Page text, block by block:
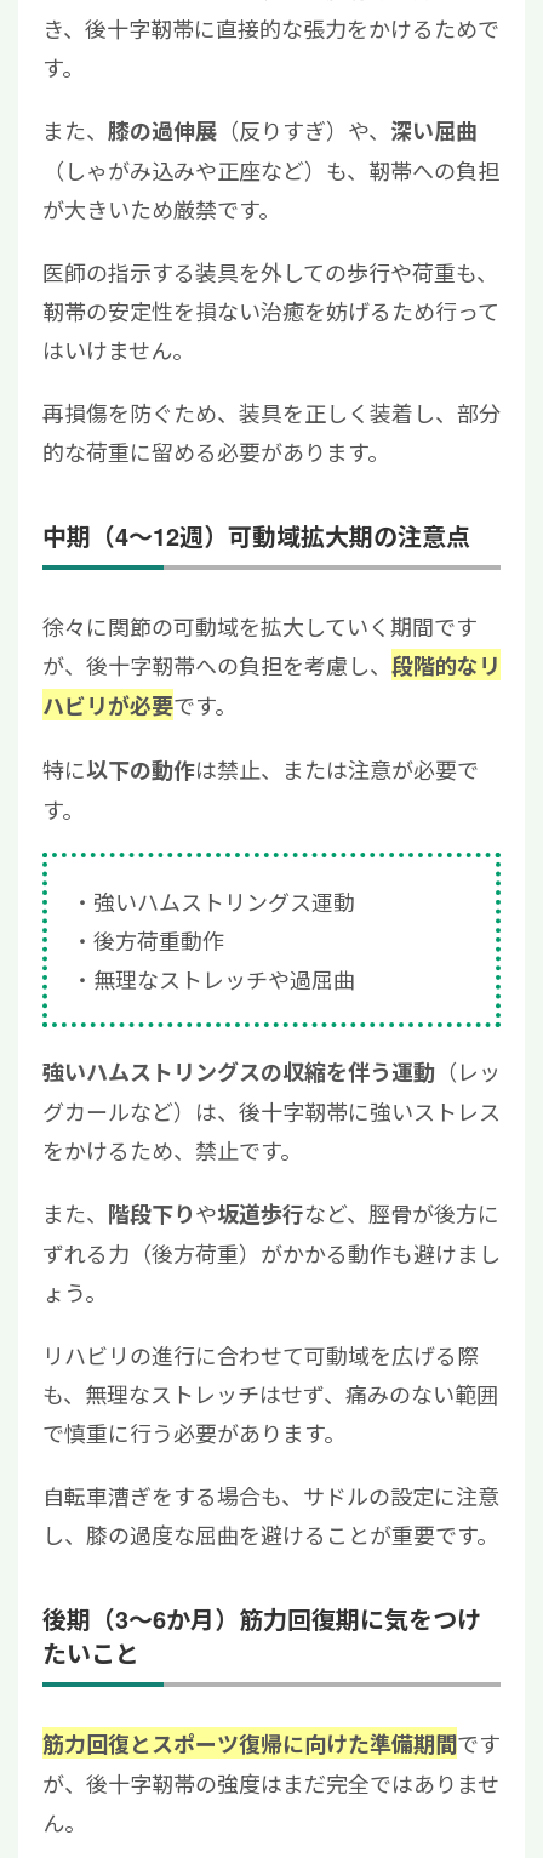
き、後十字靭帯に直接的な張力をかけるためで
す。
また、 膝の過伸展 （反りすぎ）や、 深い屈曲
（しゃがみ込みや正座など）も、靭帯への負担
が大きいため厳禁です。
医師の指示する装具を外しての歩行や荷重も、
靭帯の安定性を損ない治癒を妨げるため行って
はいけません。
再損傷を防ぐため、装具を正しく装着し、部分
的な荷重に留める必要があります。
中期（4〜12週）可動域拡大期の注意点
徐々に関節の可動域を拡大していく期間です
が、後十字靭帯への負担を考慮し、 段階的なリ
ハビリが必要です。
特に以下の動作は禁止、または注意が必要で
す。
強いハムストリングス運動
後方荷重動作
無理なストレッチや過屈曲
強いハムストリングスの収縮を伴う運動 （レッ
グカールなど）は、後十字靭帯に強いストレス
をかけるため、禁止です。
また、 階段下りや坂道歩行など、脛骨が後方に
ずれる力（後方荷重）がかかる動作も避けまし
ょう。
リハビリの進行に合わせて可動域を広げる際
も、無理なストレッチはせず、痛みのない範囲
で慎重に行う必要があります。
自転車漕ぎをする場合も、サドルの設定に注意
し、膝の過度な屈曲を避けることが重要です。
後期（3〜6か月）筋力回復期に気をつけ
たいこと
筋力回復とスポーツ復帰に向けた準備期間です
が、後十字靭帯の強度はまだ完全ではありませ
ん。